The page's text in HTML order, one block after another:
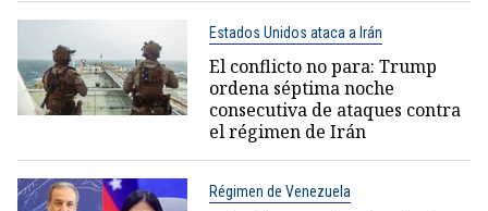
Estados Unidos ataca a Irán
El conflicto no para: Trump
ordena séptima noche
consecutiva de ataques contra
el régimen de Irán
Régimen de Venezuela